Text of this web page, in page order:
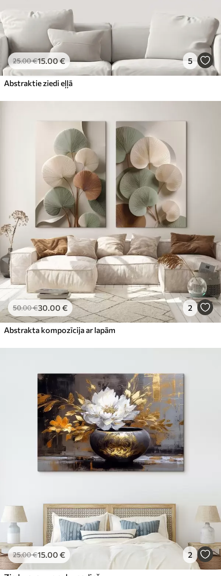
25.00€15.00€ 5
Abstraktie ziedi eļļā
50.00€30.00 € 2
Abstrakta kompozīcija ar lapām
25.00€15.00 € 2